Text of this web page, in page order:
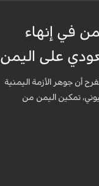
في إنهاء
على اليمن
أن جوهر الأزمة اليمنية
تمكين اليمن من